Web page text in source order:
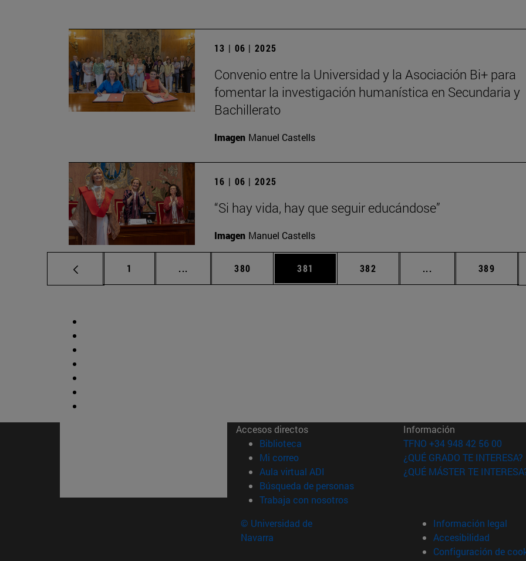
13 | 06 | 2025
Convenio entre la Universidad y la Asociación Bi+ para
fomentar la investigación humanística en Secundaria y
Bachillerato
Imagen Manuel Castells
16 | 06 | 2025
“Si hay vida, hay que seguir educándose”
Imagen Manuel Castells
Página
1 ... Páginas intermedias Use TAB para desplazarse.
Página
380 Página
381 Página
382 ... Páginas Página
389
Accesos directos
Biblioteca (abre en nueva ventana)
Mi correo(abre en nueva ventana)
Aula virtual ADI (abre en nueva ventana)
Búsqueda de personas(abre en nueva ventana)
Trabaja con nosotros(abre en nueva ventana)
Información
TFNO +34 948 42 56 00
¿QUÉ GRADO TE INTERESA?
¿QUÉ MÁSTER TE
© Universidad de
Navarra
Información legal
Accesibilidad
Configuración de